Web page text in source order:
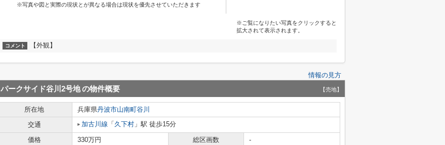
※写真や図と実際の現状とが異なる場合は現状を優先させていただきます
※ご覧になりたい写真をクリックすると
拡大されて表示されます。
コメント 【外観】
情報の見方
パークサイド谷川2号地の物件概要 【売地】
所在地 兵庫県丹波市山南町谷川
交通
加古川線 「 久下村 」駅 徒歩15分
価格 330万円 総区画数
-